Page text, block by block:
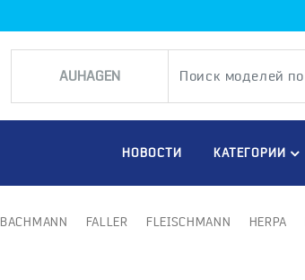
НОВОСТИ КАТЕГОРИИ
BACHMANN FALLER FLEISCHMANN HERPA